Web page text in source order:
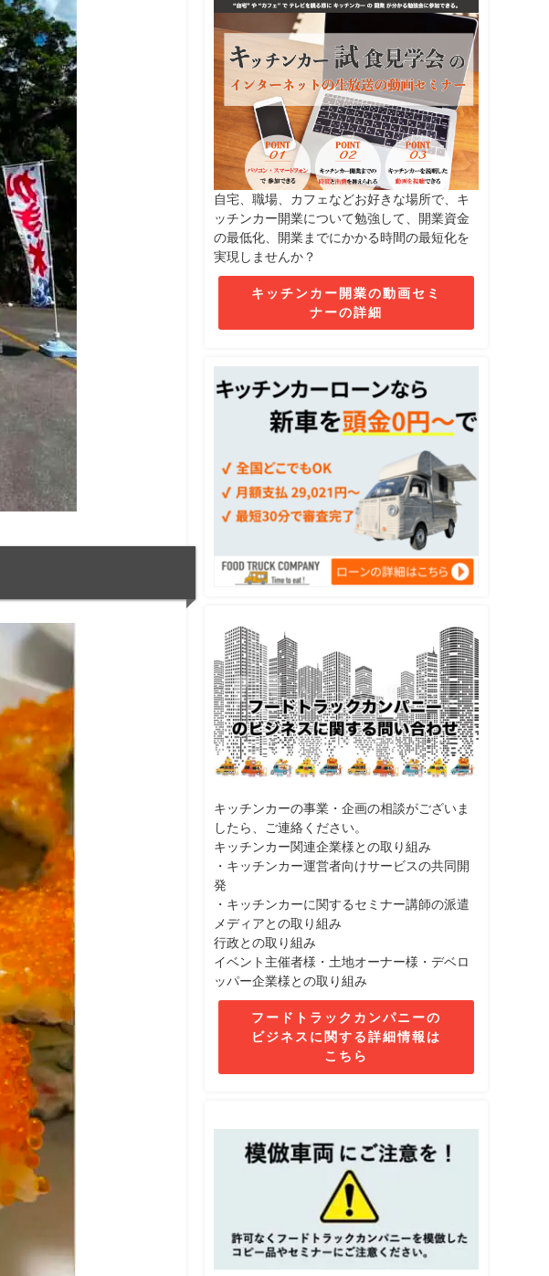
自宅、職場、カフェなどお好きな場所で、キ
ッチンカー開業について勉強して、開業資金
の最低化、開業までにかかる時間の最短化を
実現しませんか？
キッチンカー開業の動画セミ
ナーの詳細
キッチンカーの事業・企画の相談がございま
したら、ご連絡ください。
キッチンカー関連企業様との取り組み
・キッチンカー運営者向けサービスの共同開
発
・キッチンカーに関するセミナー講師の派遣
メディアとの取り組み
行政との取り組み
イベント主催者様・土地オーナー様・デベロ
ッパー企業様との取り組み
フードトラックカンパニーの
ビジネスに関する詳細情報は
こちら